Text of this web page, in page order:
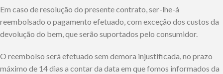
Em caso de resolução do presente contrato, ser-lhe-á
reembolsado o pagamento efetuado, com exceção dos custos da
devolução do bem, que serão suportados pelo consumidor.
O reembolso será efetuado sem demora injustificada, no prazo
máximo de 14 dias a contar da data em que fomos informados da